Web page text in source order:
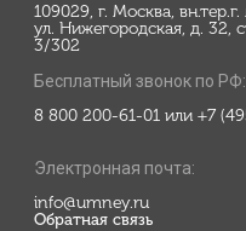
109029, г. Москва,
ул. Нижегородская, д. 32,
3/302
Бесплатный звонок по РФ:
8 800 200-61-01 или +7
Электронная почта:
info@umney.ru
Обратная связь